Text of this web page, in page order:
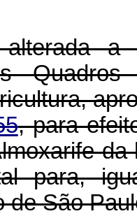
a
, para
para,
de São